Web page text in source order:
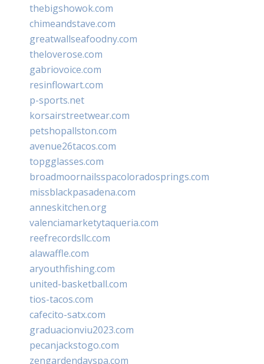
thebigshowok.com
chimeandstave.com
greatwallseafoodny.com
theloverose.com
gabriovoice.com
resinflowart.com
p-sports.net
korsairstreetwear.com
petshopallston.com
avenue26tacos.com
topgglasses.com
broadmoornailsspacoloradosprings.com
missblackpasadena.com
anneskitchen.org
valenciamarketytaqueria.com
reefrecordsllc.com
alawaffle.com
aryouthfishing.com
united-basketball.com
tios-tacos.com
cafecito-satx.com
graduacionviu2023.com
pecanjackstogo.com
zengardendayspa.com